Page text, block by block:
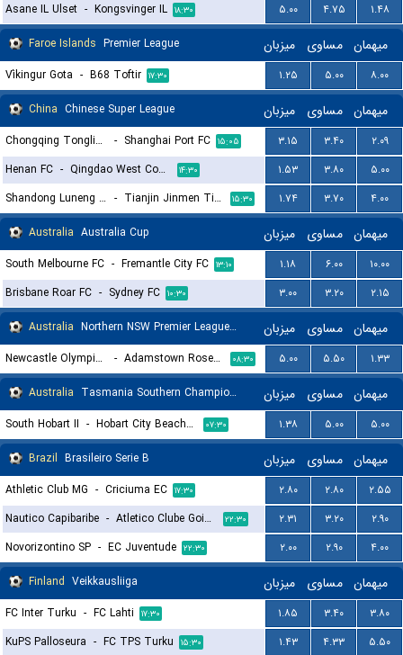
Asane IL Ulset - Kongsvinger IL ۱۸:۳۰ ۵.۰۰ ۴.۷۵
۱.۴۸
Faroe Islands Premier League میزبان مساوی میهمان
Víkingur Gota - B68 Toftir ۱۷:۳۰ ۱.۲۵ ۵.۰۰
۸.۰۰
China Chinese Super League میزبان مساوی میهمان
Chongqing Tongliang Long - Shanghai Port FC ۱۵:۰۵ ۳.۱۵ ۳.۴۰
۲.۰۹
Henan FC - Qingdao West Coast FC ۱۴:۳۰ ۱.۵۳ ۳.۸۰
۵.۰۰
Shandong Luneng Taishan FC - Tianjin Jinmen Tigers ۱۵:۳۰ ۱.۷۴ ۳.۷۰
۴.۰۰
Australia Australia Cup میزبان مساوی میهمان
South Melbourne FC - Fremantle City FC ۱۳:۱۰ ۱.۱۸ ۶.۰۰
۱۰.۰۰
Brisbane Roar FC - Sydney FC ۱۰:۳۰ ۳.۰۰ ۳.۲۰
۲.۱۵
Australia Northern NSW Premier League Women میزبان مساوی میهمان
Newcastle Olympic (W) - Adamstown Rosebud (W) ۰۸:۳۰ ۵.۰۰ ۵.۵۰
۱.۳۳
Australia Tasmania Southern Championship میزبان مساوی میهمان
South Hobart II - Hobart City Beachside FC ۰۷:۳۰ ۱.۳۸ ۵.۰۰
۵.۰۰
Brazil Brasileiro Serie B میزبان مساوی میهمان
Athletic Club MG - Criciuma EC ۱۷:۳۰ ۲.۸۰ ۲.۸۰
۲.۵۵
Nautico Capibaribe - Atletico Clube Goianiense ۲۲:۳۰ ۲.۳۱ ۳.۲۰
۲.۹۰
Novorizontino SP - EC Juventude ۲۲:۳۰ ۲.۰۰ ۲.۹۰
۴.۰۰
Finland Veikkausliiga میزبان مساوی میهمان
FC Inter Turku - FC Lahti ۱۷:۳۰ ۱.۸۵ ۳.۴۰
۳.۸۰
KuPS Palloseura - FC TPS Turku ۱۵:۳۰ ۱.۴۳ ۴.۳۳
۵.۵۰